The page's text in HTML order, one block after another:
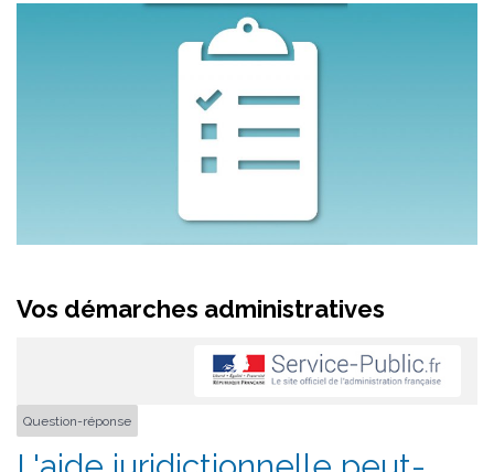
Vos démarches administratives
Question-réponse